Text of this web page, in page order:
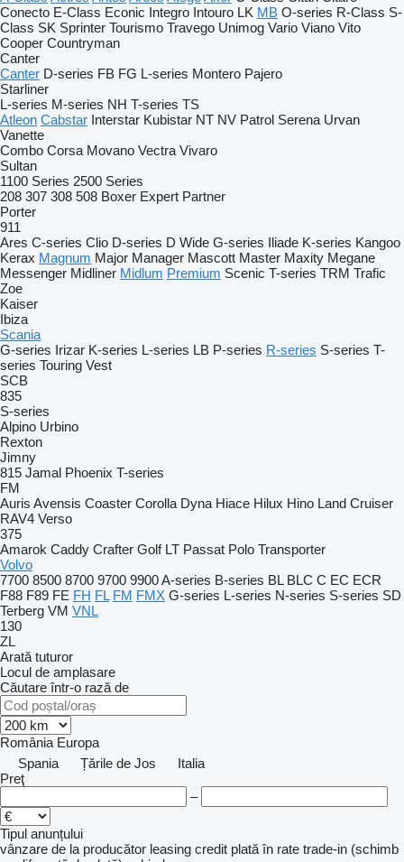
Conecto E-Class Econic Integro Intouro LK MB O-series R-Class S-
Class SK Sprinter Tourismo Travego Unimog Vario Viano Vito
Cooper Countryman
Canter
Canter D-series FB FG L-series Montero Pajero
Starliner
L-series M-series NH T-series TS
Atleon Cabstar Interstar Kubistar NT NV Patrol Serena Urvan
Vanette
Combo Corsa Movano Vectra Vivaro
Sultan
1100 Series 2500 Series
208 307 308 508 Boxer Expert Partner
Porter
911
Ares C-series Clio D-series D Wide G-series Iliade K-series Kangoo
Kerax Magnum Major Manager Mascott Master Maxity Megane
Messenger Midliner Midlum Premium Scenic T-series TRM Trafic
Zoe
Kaiser
Ibiza
Scania
G-series Irizar K-series L-series LB P-series R-series S-series T-
series Touring Vest
SCB
835
S-series
Alpino Urbino
Rexton
Jimny
815 Jamal Phoenix T-series
FM
Auris Avensis Coaster Corolla Dyna Hiace Hilux Hino Land Cruiser
RAV4 Verso
375
Amarok Caddy Crafter Golf LT Passat Polo Transporter
Volvo
7700 8500 8700 9700 9900A-series B-series BL BLC C EC ECR
F88 F89 FE FH FL FM FMX G-series L-series N-series S-series SD
Terberg VM VNL
130
ZL
Arată tuturor
Locul de amplasare
Căutare într-o rază de
România Europa
Spania
Țările de Jos
Italia
Preţ
–
Tipul anunțului
vânzare de la producător leasing credit plată în rate trade-in (schimb